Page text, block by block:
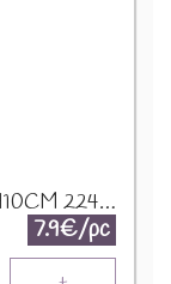
Photophore Eucalyptus Feuilles D9H10CM 22455
7.9€/pc